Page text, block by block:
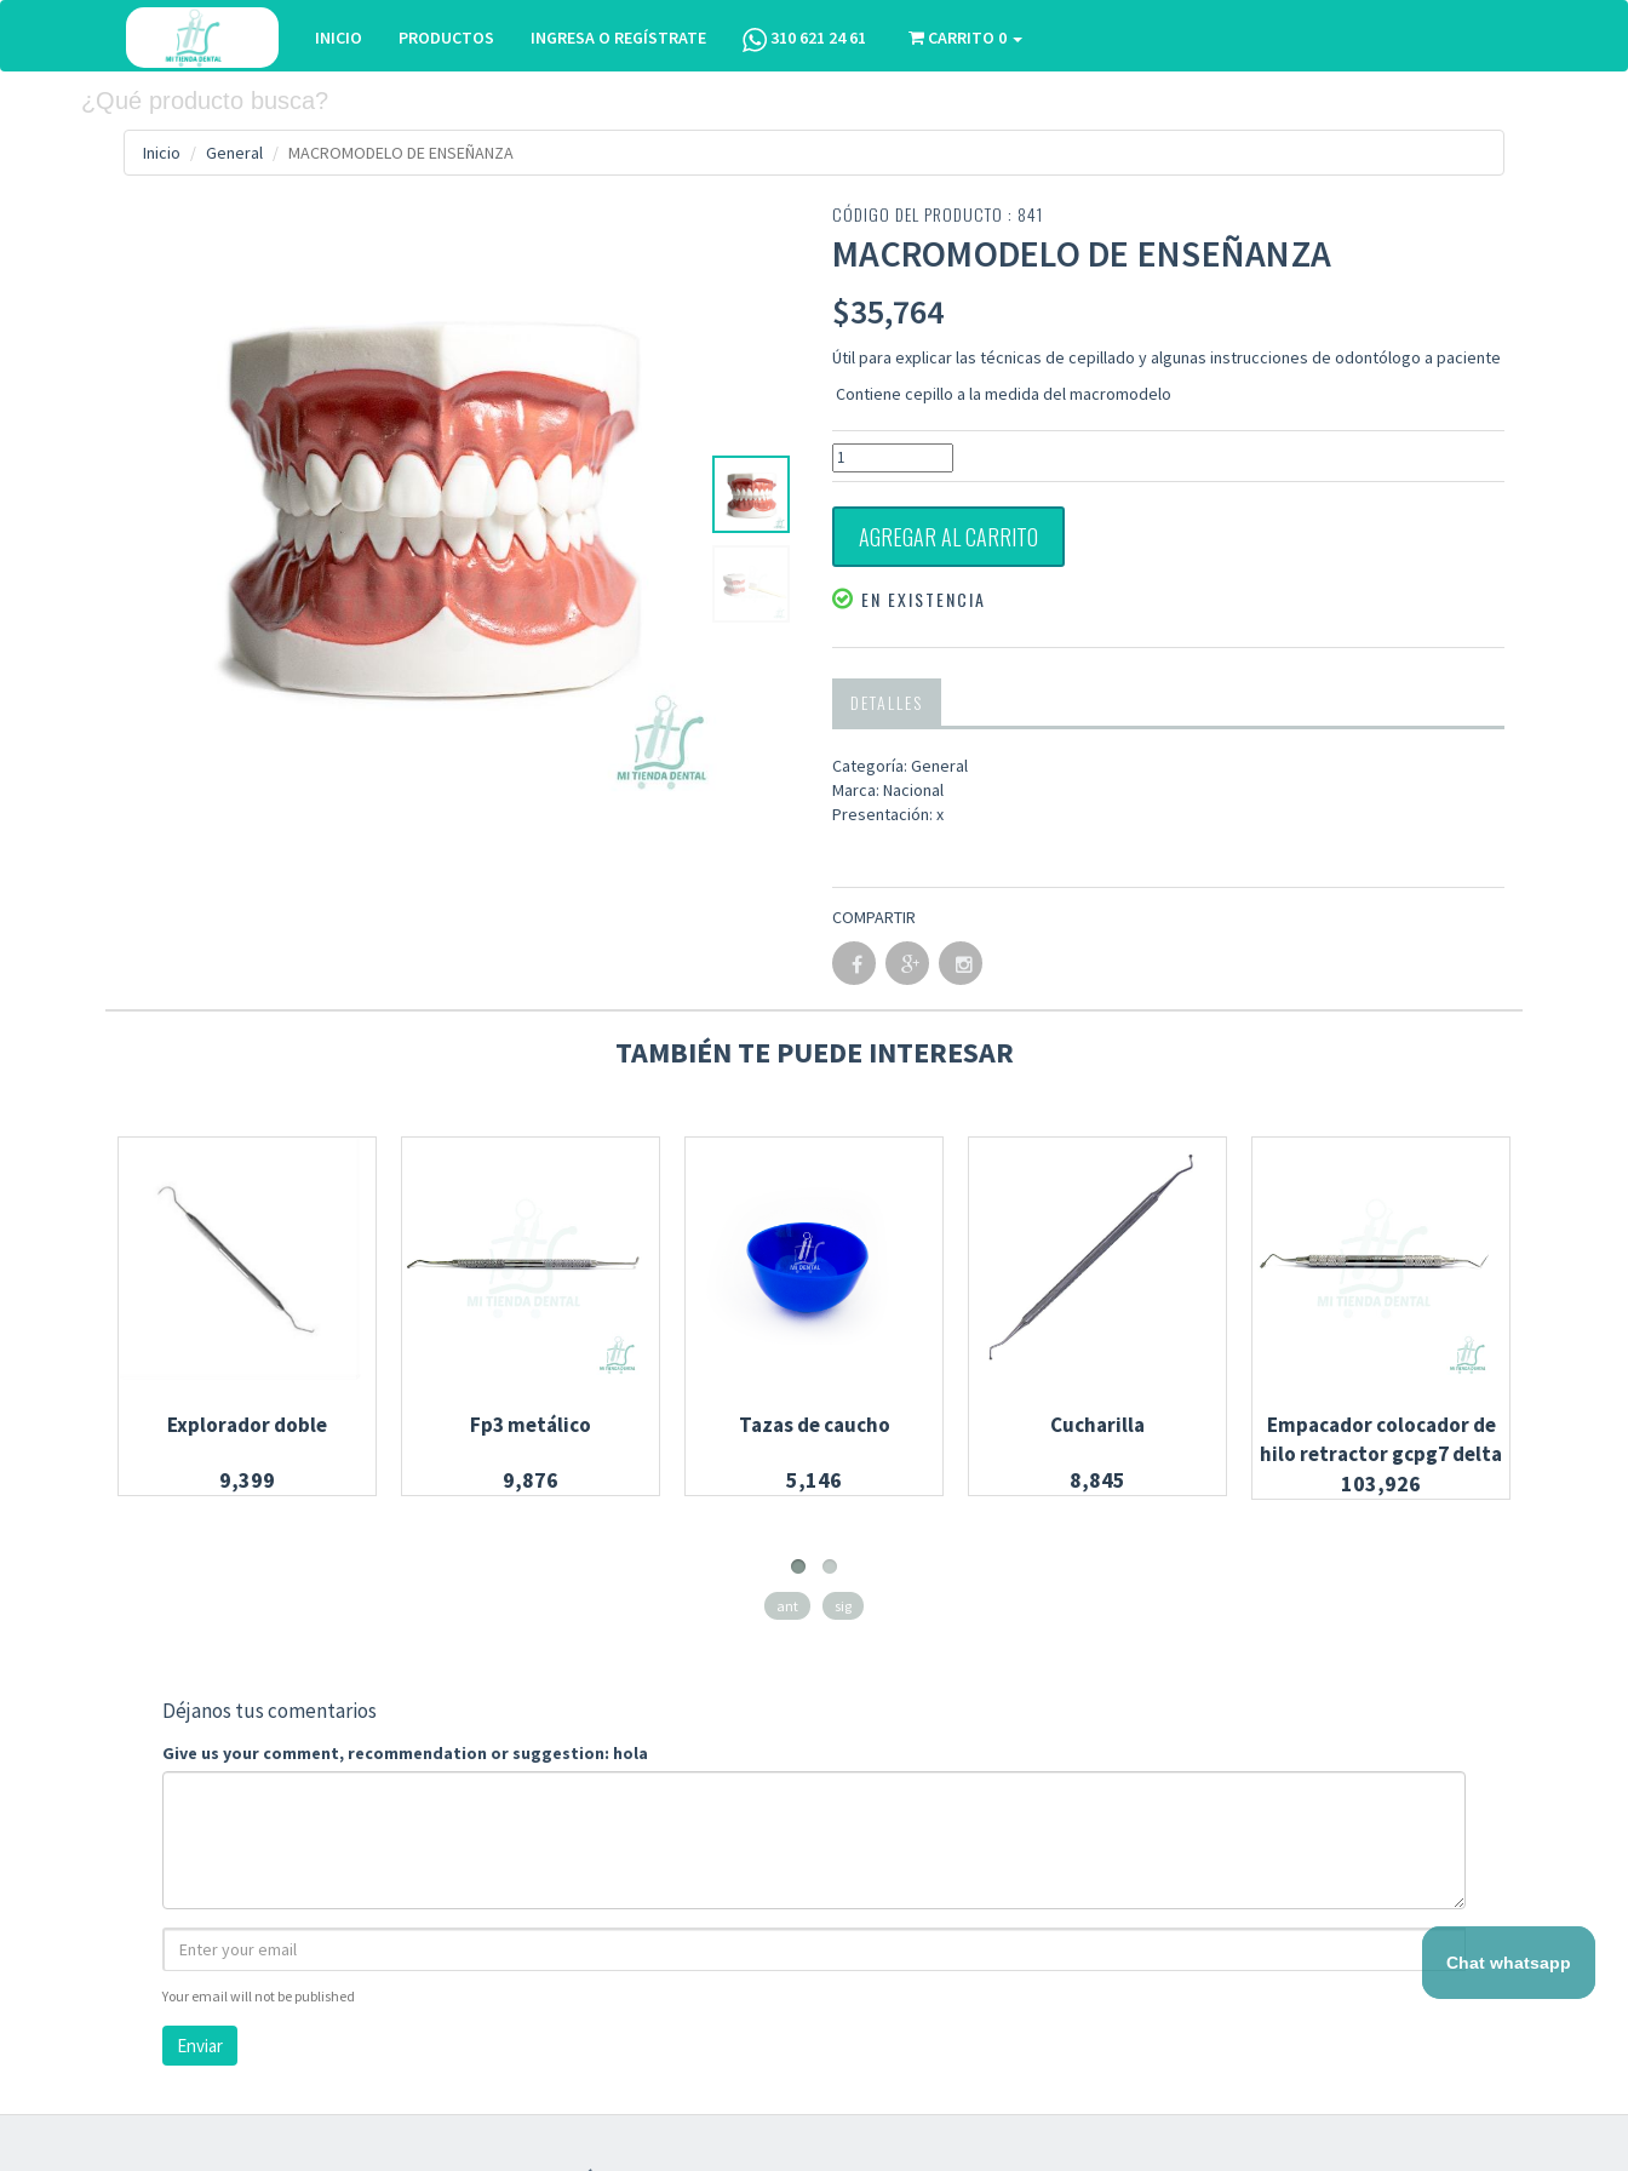
INICIO PRODUCTOS INGRESA O REGÍSTRATE 310 621 24 61 CARRITO 0
Inicio General MACROMODELO DE ENSEÑANZA
CÓDIGO DEL PRODUCTO : 841
MACROMODELO DE ENSEÑANZA
$35,764
Útil para explicar las técnicas de cepillado y algunas instrucciones de odontólogo a paciente
Contiene cepillo a la medida del macromodelo
AGREGAR AL CARRITO
EN EXISTENCIA
DETALLES
Categoría: General
Marca: Nacional
Presentación: x
COMPARTIR
TAMBIÉN TE PUEDE INTERESAR
Explorador doble
9,399
Fp3 metálico
9,876
Tazas de caucho
5,146
Cucharilla
8,845
Empacador colocador de
hilo retractor gcpg7 delta
103,926
ant sig
Déjanos tus comentarios
Give us your comment, recommendation or suggestion: hola
Your email will not be published
Enviar
Chat whatsapp